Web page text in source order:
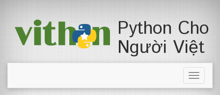
Python Cho
Người Việt
Toggle